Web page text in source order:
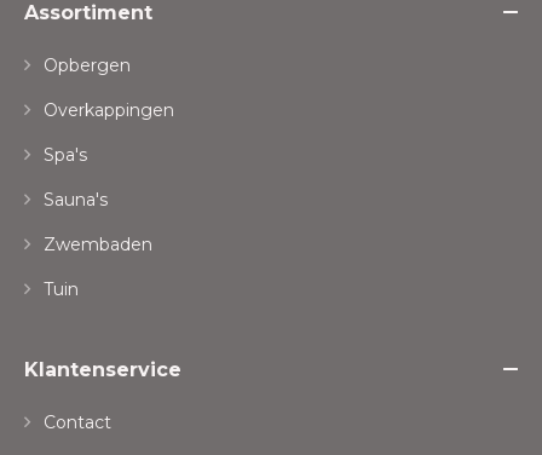
Assortiment
Opbergen
Overkappingen
Spa's
Sauna's
Zwembaden
Tuin
Klantenservice
Contact